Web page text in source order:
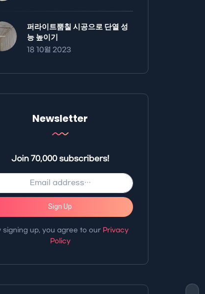
퍼라이트뿜칠 시공으로 단열 성
능 높이기
18 10월 2023
Newsletter
Join 70,000 subscribers!
Sign Up
signing up, you agree to our Privacy
Policy